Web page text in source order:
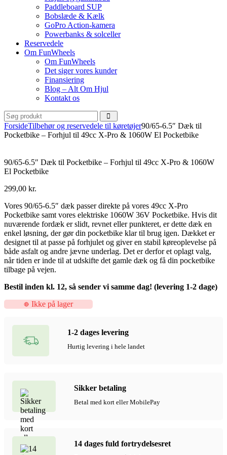
Paddleboard SUP
Bobslæde & Kælk
GoPro Action-kamera
Powerbanks & solceller
Reservedele
Om FunWheels
Om FunWheels
Det siger vores kunder
Finansiering
Blog – Alt Om Hjul
Kontakt os
ForsideTilbehør og reservedele til køretøjer90/65-6.5″ Dæk til
Pocketbike – Forhjul til 49cc X-Pro & 1060W El Pocketbike
90/65-6.5″ Dæk til Pocketbike – Forhjul til 49cc X-Pro & 1060W
El Pocketbike
299,00 kr.
Vores 90/65-6.5″ dæk passer direkte på vores 49cc X-Pro
Pocketbike samt vores elektriske 1060W 36V Pocketbike. Hvis dit
nuværende fordæk er slidt, revnet eller punkteret, er dette dæk en
enkel løsning, der gør din pocketbike klar til brug igen. Dækket er
designet til at passe på forhjulet og giver en stabil køreoplevelse på
både asfalt og andre jævne underlag. Det er derfor et oplagt valg,
når tiden er inde til at udskifte det gamle dæk og få din pocketbike
tilbage på vejen.
Bestil inden kl. 12, så sender vi samme dag! (levering 1-2 dage)
Ikke på lager
1-2 dages levering
Hurtig levering i hele landet
Sikker betaling
Betal med kort eller MobilePay
14 dages fuld fortrydelsesret